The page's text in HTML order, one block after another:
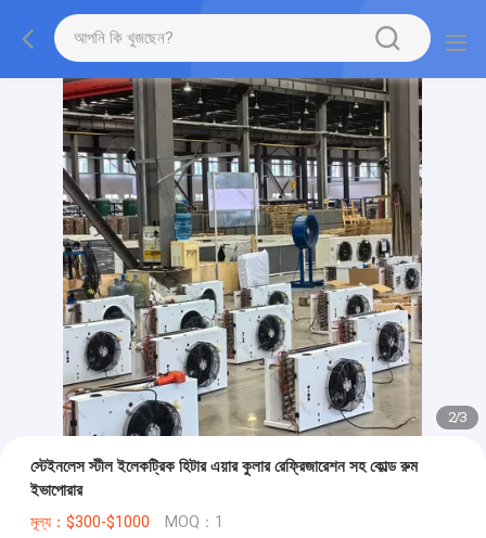
2/3
স্টেইনলেস স্টীল ইলেকট্রিক হিটার এয়ার কুলার রেফ্রিজারেশন সহ কোল্ড রুম
ইভাপোরার
মূল্য：$300-$1000 MOQ：1